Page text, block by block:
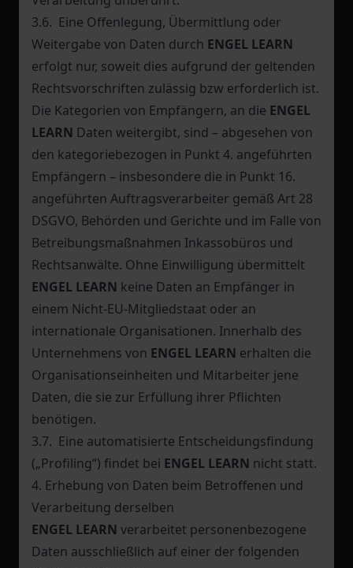
3.6. Eine Offenlegung, Übermittlung oder
Weitergabe von Daten durch ENGEL LEARN
erfolgt nur, soweit dies aufgrund der geltenden
Rechtsvorschriften zulässig bzw erforderlich ist.
Die Kategorien von Empfängern, an die ENGEL
LEARN Daten weitergibt, sind – abgesehen von
den kategoriebezogen in Punkt 4. angeführten
Empfängern – insbesondere die in Punkt 16.
angeführten Auftragsverarbeiter gemäß Art 28
DSGVO, Behörden und Gerichte und im Falle von
Betreibungsmaßnahmen Inkassobüros und
Rechtsanwälte. Ohne Einwilligung übermittelt
ENGEL LEARN keine Daten an Empfänger in
einem Nicht-EU-Mitgliedstaat oder an
internationale Organisationen. Innerhalb des
Unternehmens von ENGEL LEARN erhalten die
Organisationseinheiten und Mitarbeiter jene
Daten, die sie zur Erfüllung ihrer Pflichten
benötigen.
3.7. Eine automatisierte Entscheidungsfindung
(„Profiling“) findet bei ENGEL LEARN nicht statt.
4. Erhebung von Daten beim Betroffenen und
Verarbeitung derselben
ENGEL LEARN verarbeitet personenbezogene
Daten ausschließlich auf einer der folgenden